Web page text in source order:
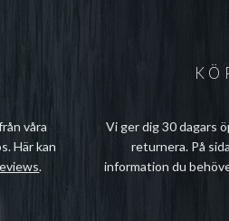
våra
Här kan
.
Vi ger dig 30 dagars
returnera. På
information du